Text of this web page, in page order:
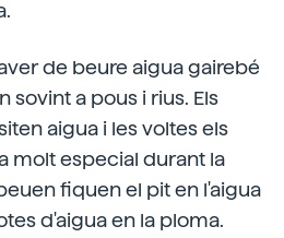
de beure aigua gairebé
sovint a pous i rius. Els
aigua i les voltes els
molt especial durant la
fiquen el pit en l'aigua
d'aigua en la ploma.